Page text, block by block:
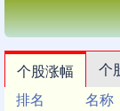
个股涨幅 个
排名
名称